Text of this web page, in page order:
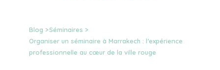
Blog >Séminaires >
Organiser un séminaire à Marrakech : l’expérience
professionnelle au cœur de la ville rouge